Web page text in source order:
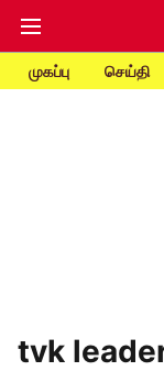
முகப்பு செய்தி
tvk